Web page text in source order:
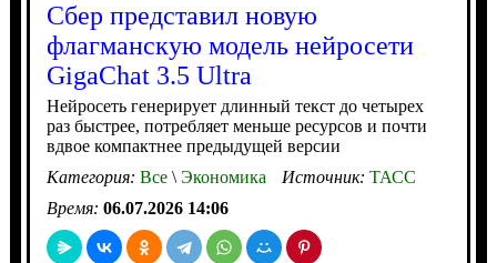
Сбер представил новую
флагманскую модель нейросети
GigaChat 3.5 Ultra
Нейросеть генерирует длинный текст до четырех
раз быстрее, потребляет меньше ресурсов и почти
вдвое компактнее предыдущей версии
Категория: Все\Экономика Источник: ТАСС
Время: 06.07.2026 14:06